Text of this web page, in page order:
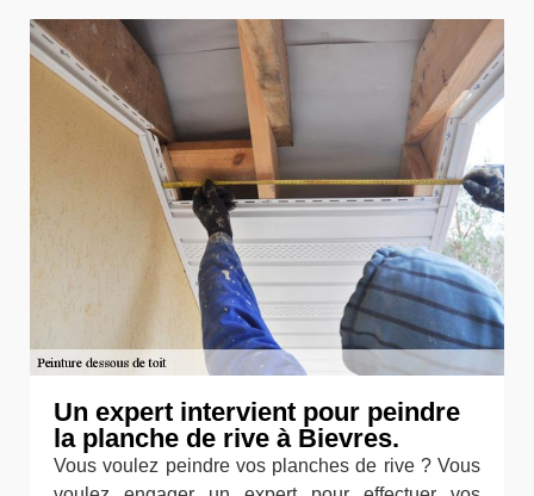
Un expert intervient pour peindre
la planche de rive à Bievres.
Vous voulez peindre vos planches de rive ? Vous